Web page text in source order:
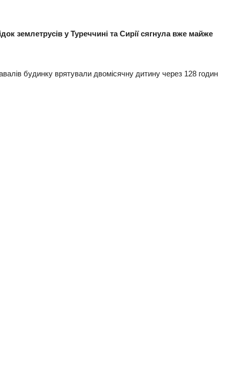
землетрусів у Туреччині та Сирії сягнула вже майже
будинку врятували двомісячну дитину через 128 годин